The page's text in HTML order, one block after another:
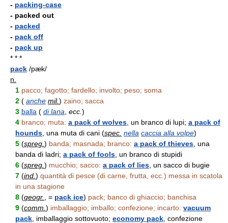
- packing-case
- packed out
- packed
- pack off
- pack up
* * *
pack /pæk/
n.
1 pacco; fagotto; fardello; involto; peso; soma
2 ( anche mil.) zaino; sacca
3 balla ( di lana ecc. )
4 branco; muta: a pack of wolves , un branco di lupi; a pack of
hounds , una muta di cani (spec. nella caccia alla volpe)
5 (spreg. ) banda; masnada; branco: a pack of thieves , una
banda di ladri; a pack of fools , un branco di stupidi
6 (spreg. ) mucchio; sacco: a pack of lies , un sacco di bugie
7 (ind. ) quantità di pesce (di carne, frutta, ecc.) messa in scatola
in una stagione
8 (geogr. , = pack ice) pack; banco di ghiaccio; banchisa
9 (comm. ) imballaggio; imballo; confezione; incarto: vacuum
pack , imballaggio sottovuoto; economy pack , confezione